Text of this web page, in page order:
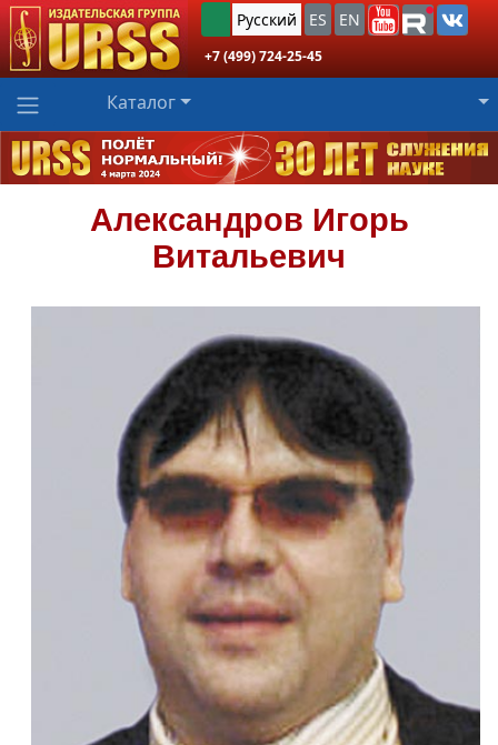
Русский ES EN
+7 (499) 724-25-45
Каталог
Александров Игорь
Витальевич